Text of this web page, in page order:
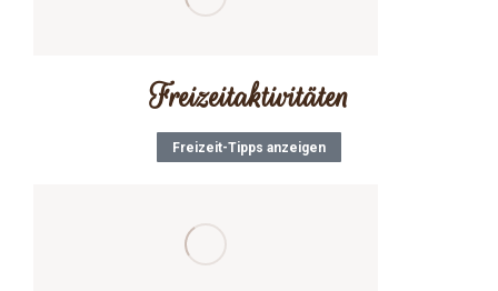
Freizeitaktivitäten
Freizeit-Tipps anzeigen